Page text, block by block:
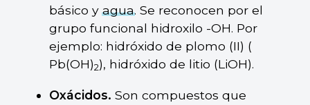
básico yagua. Se reconocen por el
grupo funcional hidroxilo -OH. Por
ejemplo: hidróxido de plomo (II) (
Pb(OH)2), hidróxido de litio (LiOH).
Oxácidos. Son compuestos que